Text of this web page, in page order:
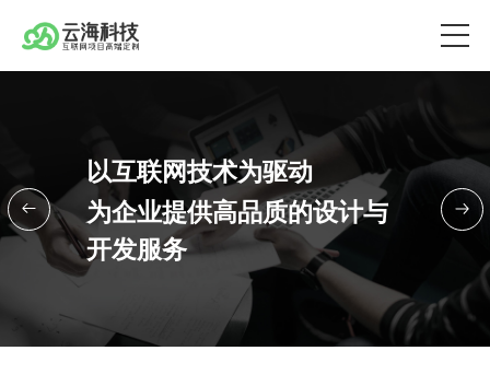
以互联网技术为驱动
为企业提供高品质的设计与
开发服务